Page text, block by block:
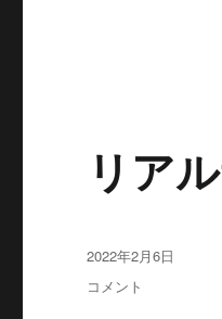
リア
投
稿
2022年2月6日
リ
コメント